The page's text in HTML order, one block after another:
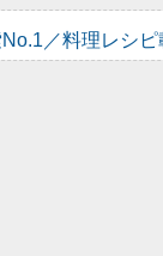
／料理レシ